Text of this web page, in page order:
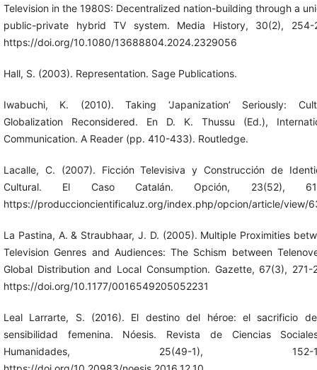
Television in the 1980S: Decentralized nation-building through a
public-private hybrid TV system. Media History, 30(2), 254-
https://doi.org/10.1080/13688804.2024.2329056
Hall, S. (2003). Representation. Sage Publications.
Iwabuchi, K. (2010). Taking ‘Japanization’ Seriously:
Globalization Reconsidered. En D. K. Thussu (Ed.),
Communication. A Reader (pp. 410-433). Routledge.
Lacalle, C. (2007). Ficción Televisiva y Construcción de
Cultural. El Caso Catalán. Opción, 23(52), 61-
https://produccioncientificaluz.org/index.php/opcion/article/view/
La Pastina, A. & Straubhaar, J. D. (2005). Multiple Proximities
Television Genres and Audiences: The Schism between
Global Distribution and Local Consumption. Gazette, 67(3), 271-
https://doi.org/10.1177/0016549205052231
Leal Larrarte, S. (2016). El destino del héroe: el sacrificio
sensibilidad femenina. Nóesis. Revista de Ciencias
Humanidades, 25(49-1), 152-